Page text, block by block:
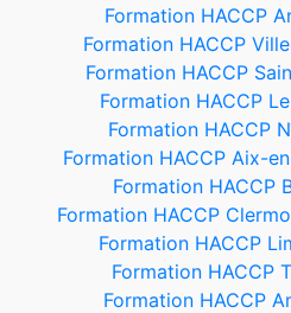
Formation HACCP
Formation HACCP
Formation HACCP
Formation HACCP
Formation HACCP
Formation HACCP Aix-
Formation HACCP
Formation HACCP
Formation HACCP
Formation HACCP
Formation HACCP